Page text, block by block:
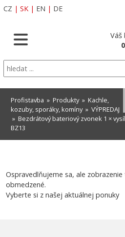
CZ | SK | EN | DE
Váš
Profistavba » Produkty» Kachle,
kozuby, sporáky, komíny» VÝPREDAJ
» Bezdrátový bateriový zvonek 1 ×
BZ13
Ospravedlňujeme sa, ale
obmedzené.
Vyberte si z našej aktuálnej ponuky